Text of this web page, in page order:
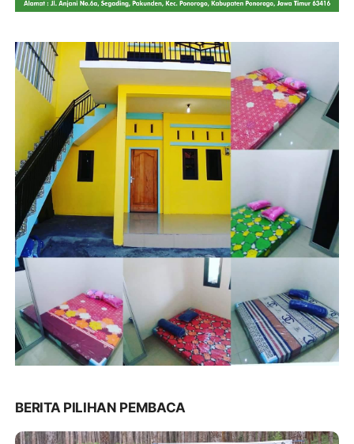
BERITA PILIHAN PEMBACA